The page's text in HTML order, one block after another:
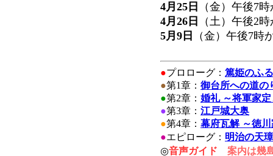
4月25日
（金）午後7
4月26日
（土）午後2
5月9日
（金）午後7時
●プロローグ： 篤姫のふ
●第1章： 御台所への道の
●第2章： 婚礼 ～将軍家
●第3章： 江戸城大奥
●第4章： 幕府瓦解 ～徳
●エピローグ： 明治の天
◎音声ガイド 案内は幾